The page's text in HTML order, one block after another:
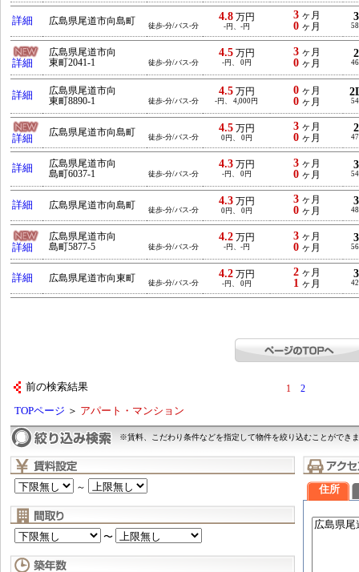
詳細 広島県尾道市向島町 徒歩-分/バス-分
4.8万円
-円、-円
3ヶ月
0ヶ月
詳細
広島県尾道市向
東町2041-1
徒歩-分/バス-分
4.5万円
-円、 0円
3ヶ月
0ヶ月
詳細
広島県尾道市向
東町8890-1
徒歩-分/バス-分
4.5万円
-円、 4,000円
0ヶ月
0ヶ月
詳細
広島県尾道市向島町 徒歩-分/バス-分
4.5万円
0円、 0円
3ヶ月
0ヶ月
詳細
広島県尾道市向
島町6037-1
徒歩-分/バス-分
4.3万円
-円、 0円
3ヶ月
0ヶ月
詳細 広島県尾道市向島町 徒歩-分/バス-分
4.3万円
0円、 0円
3ヶ月
0ヶ月
詳細
広島県尾道市向
島町5877-5
徒歩-分/バス-分
4.2万円
-円、-円
3ヶ月
0ヶ月
詳細 広島県尾道市向東町 徒歩-分/バス-分
4.2万円
-円、 0円
2ヶ月
1 ヶ月
前の検索結果 1 2
TOPページ ＞ アパート・マンション
※賃料、こだわり条件などを指定して物件を絞り込むことができ
～
〜
住所